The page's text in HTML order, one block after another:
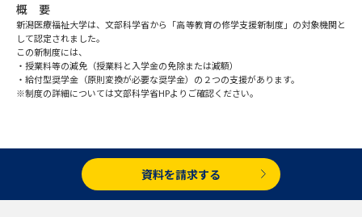
大学で学びたい学問発見
学問のミニ講義「夢ナビ講義」
学問の教科書 夢ナビライブ
ユーザーサポート
Ｑ＆Ａ よくあるご質問 大学進学IDについて
概 要
新潟医療福祉大学は、文部科学省から「高等教育の修学支援新制度」の対象機関と
して認定されました。
この新制度には、
・授業料等の減免（授業料と入学金の免除または減額）
・給付型奨学金（原則変換が必要な奨学金）の２つの支援があります。
※制度の詳細については文部科学省HPよりご確認ください。
資料を請求する